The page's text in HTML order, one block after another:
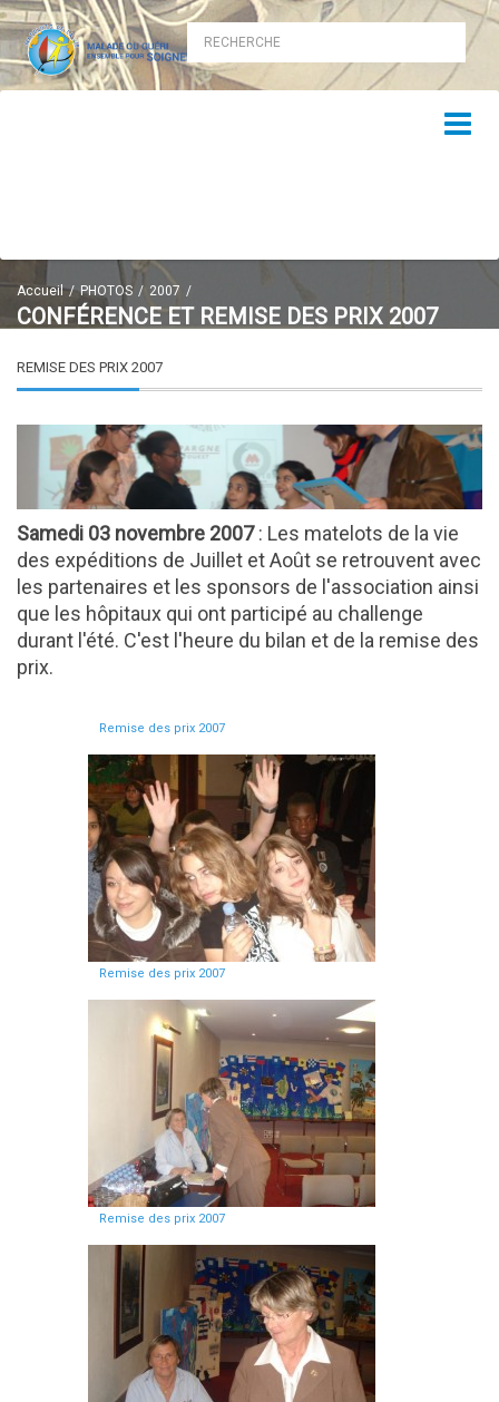
Accueil PHOTOS 2007
CONFÉRENCE ET REMISE DES PRIX 2007
REMISE DES PRIX 2007
Samedi 03 novembre 2007: Les matelots de la vie
des expéditions de Juillet et Août se retrouvent avec
les partenaires et les sponsors de l'association ainsi
que les hôpitaux qui ont participé au challenge
durant l'été. C'est l'heure du bilan et de la remise des
prix.
Remise des prix 2007
Remise des prix 2007
Remise des prix 2007